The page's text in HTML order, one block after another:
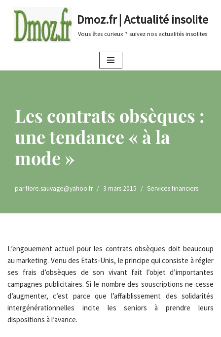
au
Dmoz.fr | Actualité insolite
Vous êtes curieux ? suivez nos actualités insolites
Les contrats obsèques :
une tendance « à la
mode »
parflore.sauvage@yahoo.fr 3 mars 2015 Services financiers
L’engouement actuel pour les contrats obsèques doit beaucoup
au marketing. Venu des Etats-Unis, le principe qui consiste à régler
ses frais d’obsèques de son vivant fait l’objet d’importantes
campagnes publicitaires. Si le nombre des souscriptions ne cesse
d’augmenter, c’est parce que l’affaiblissement des solidarités
intergénérationnelles incite les seniors à prendre leurs
dispositions à l’avance.